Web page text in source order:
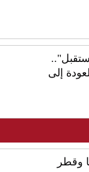
إلى
وقطر